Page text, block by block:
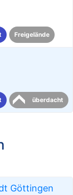
Freigelände
überdacht
Göttingen